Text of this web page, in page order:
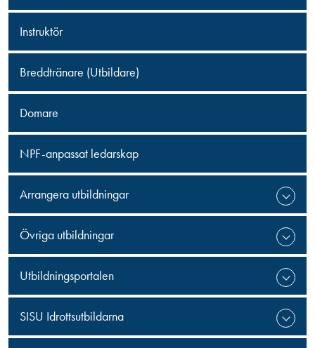
Instruktör
Breddtränare (Utbildare)
Domare
NPF-anpassat ledarskap
Arrangera utbildningar
Övriga utbildningar
Utbildningsportalen
SISU Idrottsutbildarna